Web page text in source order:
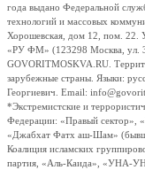
года выдано Федеральной
технологий и массовых
Хорошевская, дом 12, пом. 22.
«РУ ФМ» (123298 Москва, ул.
GOVORITMOSKVA.RU.
зарубежные страны. Языки:
Георгиевич. Email:
*Экстремистские и
Федерации: «Правый сектор»,
«Джабхат Фатх аш-Шам»
Коалиция исламских
партия, «Аль-Каида», «УНА-